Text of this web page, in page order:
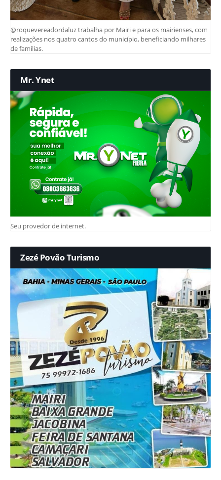
@roquevereadordaluz trabalha por Mairi e para os mairienses, com
realizações nos quatro cantos do município, beneficiando milhares
de famílias.
Mr. Ynet
Seu provedor de internet.
Zezé Povão Turismo